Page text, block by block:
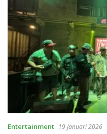
Entertainment 19 Januari 2026